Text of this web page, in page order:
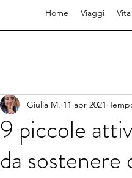
Home Viaggi
9 piccole
da
Giulia M. 11 apr 2021